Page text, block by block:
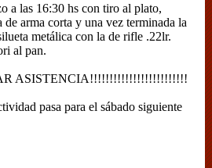
a las 16:30 hs con tiro al plato,
arma corta y una vez terminada la
metálica con la de rifle .22lr.
al pan.
ASISTENCIA!!!!!!!!!!!!!!!!!!!!!!!!!
pasa para el sábado siguiente